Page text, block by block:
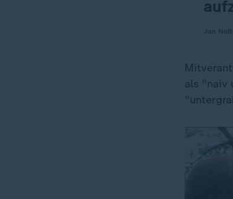
als "naiv